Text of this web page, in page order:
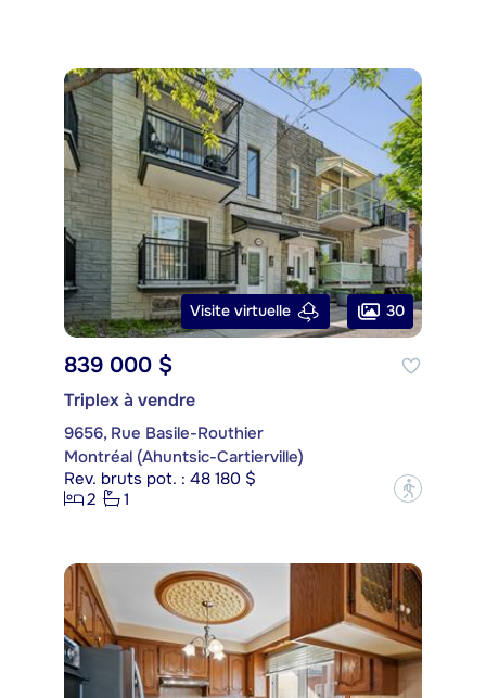
Visite virtuelle 30
839 000 $
Triplex à vendre
9656, Rue Basile-Routhier
Montréal (Ahuntsic-Cartierville)
Rev. bruts pot. : 48 180 $
2
1 ?